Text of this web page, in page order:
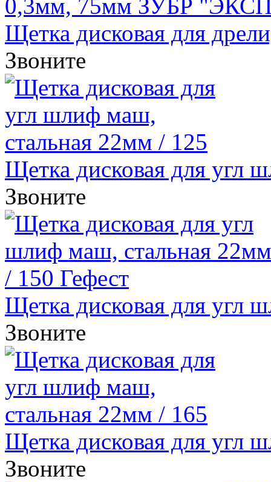
Щетка дисковая для
Звоните
Щетка дисковая для угл
Звоните
Щетка дисковая для угл
Звоните
Щетка дисковая для угл
Звоните